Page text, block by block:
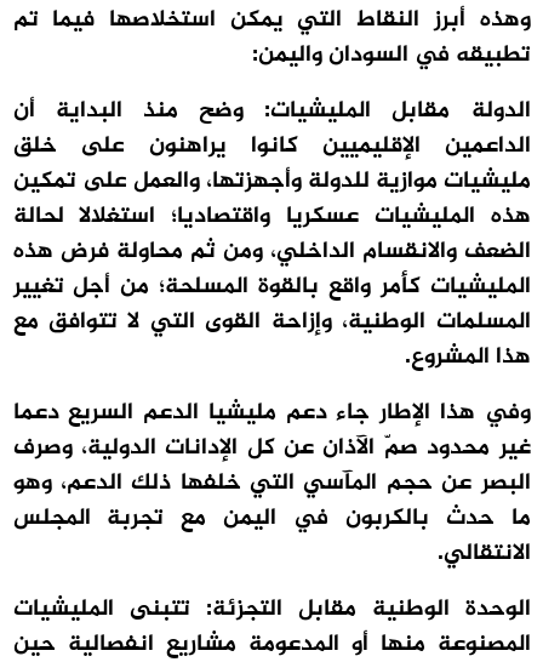
وهذه أبرز النقاط التي يمكن استخلاصها فيما تم
تطبيقه في السودان واليمن:
الدولة مقابل المليشيات: وضح منذ البداية أن
الداعمين الإقليميين كانوا يراهنون على خلق
مليشيات موازية للدولة وأجهزتها، والعمل على تمكين
هذه المليشيات عسكريا واقتصاديا؛ استغلالا لحالة
الضعف والانقسام الداخلي، ومن ثم محاولة فرض هذه
المليشيات كأمر واقع بالقوة المسلحة؛ من أجل تغيير
المسلمات الوطنية، وإزاحة القوى التي لا تتوافق مع
هذا المشروع.
وفي هذا الإطار جاء دعم مليشيا الدعم السريع دعما
غير محدود صمّ الآذان عن كل الإدانات الدولية، وصرف
البصر عن حجم المآسي التي خلفها ذلك الدعم، وهو
ما حدث بالكربون في اليمن مع تجربة المجلس
الانتقالي.
الوحدة الوطنية مقابل التجزئة: تتبنى المليشيات
المصنوعة منها أو المدعومة مشاريع انفصالية حين